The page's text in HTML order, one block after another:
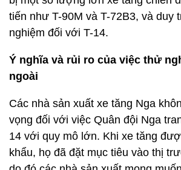
tiến như T-90M và T-72B3, và duy
nghiệm đối với T-14.
Ý nghĩa và rủi ro của việc thử
ngoài
Các nhà sản xuất xe tăng Nga
vọng đối với việc Quân đội Nga
14 với quy mô lớn. Khi xe tăng
khẩu, họ đã đặt mục tiêu vào thị